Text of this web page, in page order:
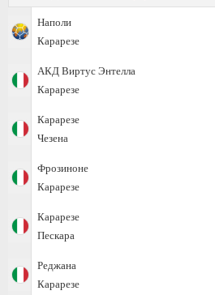
Наполи
Карарезе
АКД Виртус Энтелла
Карарезе
Карарезе
Чезена
Фрозиноне
Карарезе
Карарезе
Пескара
Реджана
Карарезе